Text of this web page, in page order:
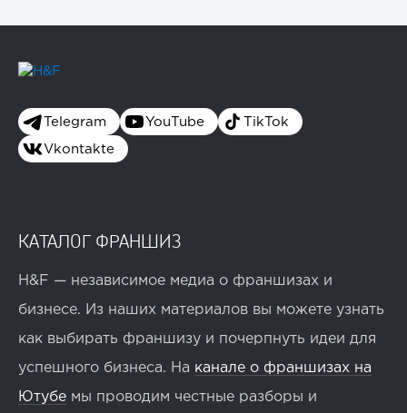
Telegram YouTube TikTok
Vkontakte
КАТАЛОГ ФРАНШИЗ
H&F — независимое медиа о франшизах и
бизнесе. Из наших материалов вы можете узнать
как выбирать франшизу и почерпнуть идеи для
успешного бизнеса. На канале о франшизах на
Ютубе мы проводим честные разборы и